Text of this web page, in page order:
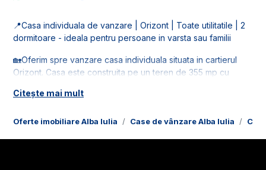
Oferte imobiliare Alba Iulia Case de vânzare Alba Iulia
📍Casa individuala de vanzare | Orizont | Toate utilitatile | 2
dormitoare - ideala pentru persoane in varsta sau familii
🏡Oferim spre vanzare casa individuala situata in cartierul
Orizont. Casa este construita pe un teren de 355 mp cu
canalizare.
📐Casa este in suprafata utila de 85 mp, fiind compusa din:
Citește mai mult